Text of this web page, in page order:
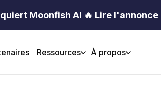
Moonfish AI 🔥 Lire
Ressources À propos